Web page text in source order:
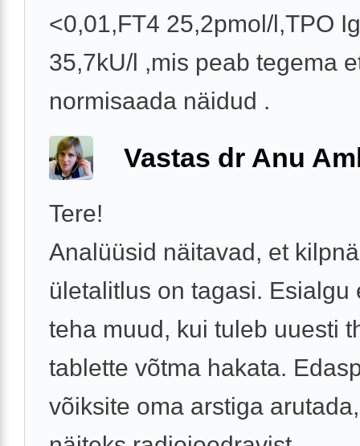
<0,01,FT4 25,2pmol/l,TPO
35,7kU/l ,mis peab tegema
normisaada näidud .
Vastas dr Anu
Tere!
Analüüsid näitavad, et
ületalitlus on tagasi. Esialgu
teha muud, kui tuleb uuesti
tablette võtma hakata.
võiksite oma arstiga